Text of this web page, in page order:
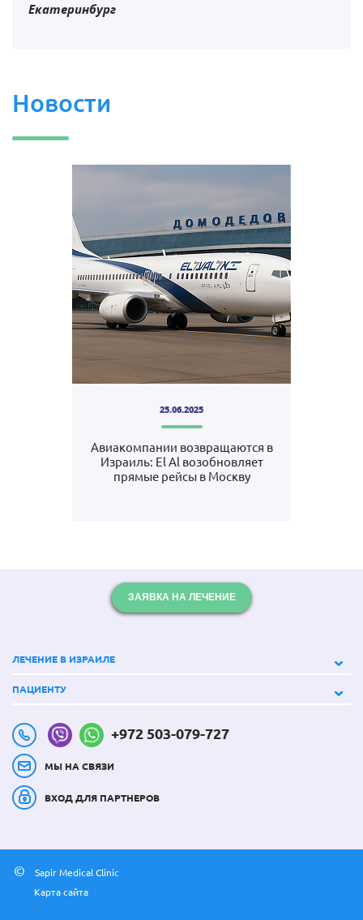
Екатеринбург
Новости
25.06.2025
Авиакомпании возвращаются в
Израиль: El Al возобновляет
прямые рейсы в Москву
ЗАЯВКА НА ЛЕЧЕНИЕ
ЛЕЧЕНИЕ В ИЗРАИЛЕ
ПАЦИЕНТУ
+972 503-079-727
МЫ НА СВЯЗИ
ВХОД ДЛЯ ПАРТНЕРОВ
©
Sapir Medical Clinic
Карта сайта